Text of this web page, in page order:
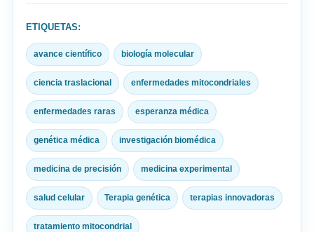
ETIQUETAS:
avance científico biología molecular
ciencia traslacional enfermedades mitocondriales
enfermedades raras esperanza médica
genética médica investigación biomédica
medicina de precisión medicina experimental
salud celular Terapia genética terapias innovadoras
tratamiento mitocondrial